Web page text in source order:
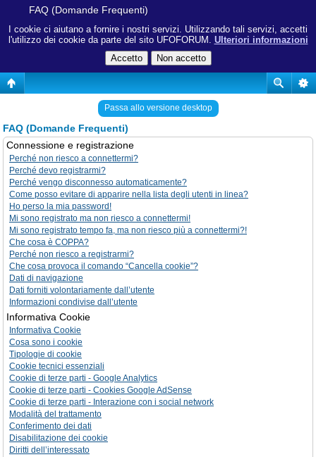
I cookie ci aiutano a fornire i nostri servizi. Utilizzando tali servizi, accetti
l'utilizzo dei cookie da parte del sito UFOFORUM. Ulteriori informazioni
FAQ (Domande Frequenti)
Passa allo versione desktop
FAQ (Domande Frequenti)
Connessione e registrazione
Perché non riesco a connettermi?
Perché devo registrarmi?
Perché vengo disconnesso automaticamente?
Come posso evitare di apparire nella lista degli utenti in linea?
Ho perso la mia password!
Mi sono registrato ma non riesco a connettermi!
Mi sono registrato tempo fa, ma non riesco più a connettermi?!
Che cosa è COPPA?
Perché non riesco a registrarmi?
Che cosa provoca il comando “Cancella cookie”?
Dati di navigazione
Dati forniti volontariamente dall’utente
Informazioni condivise dall’utente
Informativa Cookie
Informativa Cookie
Cosa sono i cookie
Tipologie di cookie
Cookie tecnici essenziali
Cookie di terze parti - Google Analytics
Cookie di terze parti - Cookies Google AdSense
Cookie di terze parti - Interazione con i social network
Modalità del trattamento
Conferimento dei dati
Disabilitazione dei cookie
Diritti dell’interessato